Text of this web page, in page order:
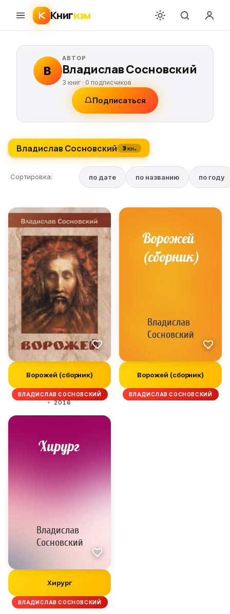
Книгизм
В
АВТОР
Владислав Сосновский
3 книг · 0 подписчиков
Подписаться
Владислав Сосновский 3 кн.
Сортировка: по дате по названию по году
Ворожей (сборник)
ВЛАДИСЛАВ СОСНОВСКИЙ
2016
Ворожей (сборник)
ВЛАДИСЛАВ СОСНОВСКИЙ
Хирург
ВЛАДИСЛАВ СОСНОВСКИЙ